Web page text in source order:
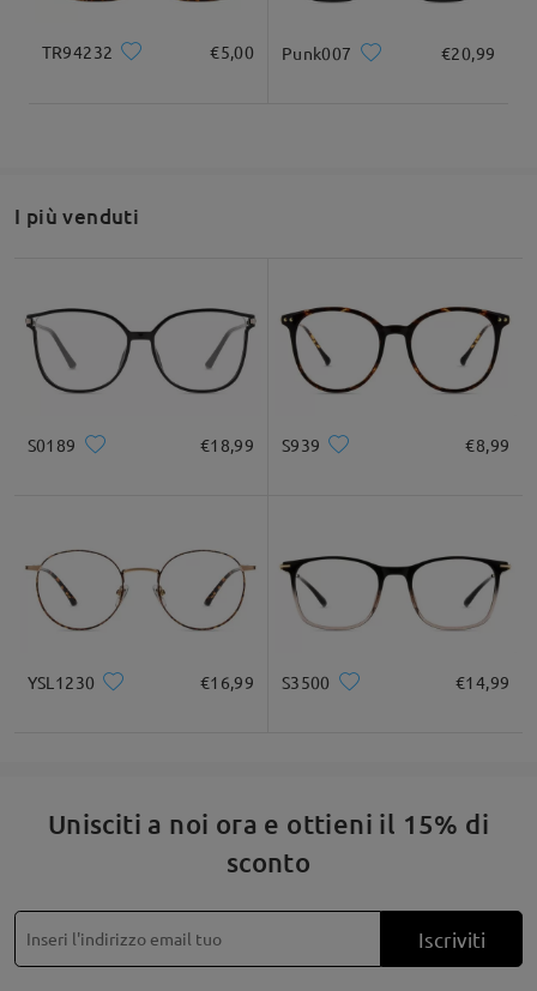
Leggi tutte le
recensioni
TR94232 €5,00 Punk007 €20,99
I più venduti
S0189 €18,99 S939 €8,99
YSL1230 €16,99 S3500 €14,99
Unisciti a noi ora e ottieni il 15% di
sconto
Iscriviti